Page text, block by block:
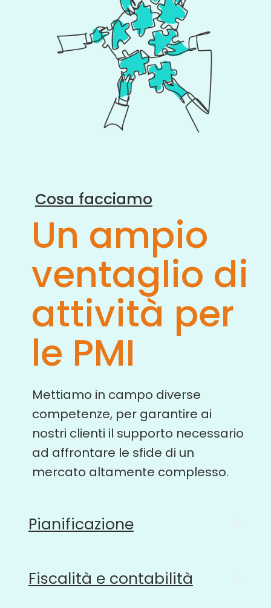
Cosa facciamo
Un ampio
ventaglio di
attività per
le PMI
Mettiamo in campo diverse
competenze, per garantire ai
nostri clienti il supporto necessario
ad affrontare le sfide di un
mercato altamente complesso.
Pianificazione
Fiscalità e contabilità